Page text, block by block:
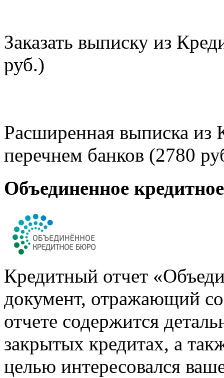
Заказать выписку из
руб.)
Расширенная выписка из
перечнем банков (2780
Объединенное
Кредитный отчет
документ, отражающий
отчете содержится
закрытых кредитах, а
целью интересовался